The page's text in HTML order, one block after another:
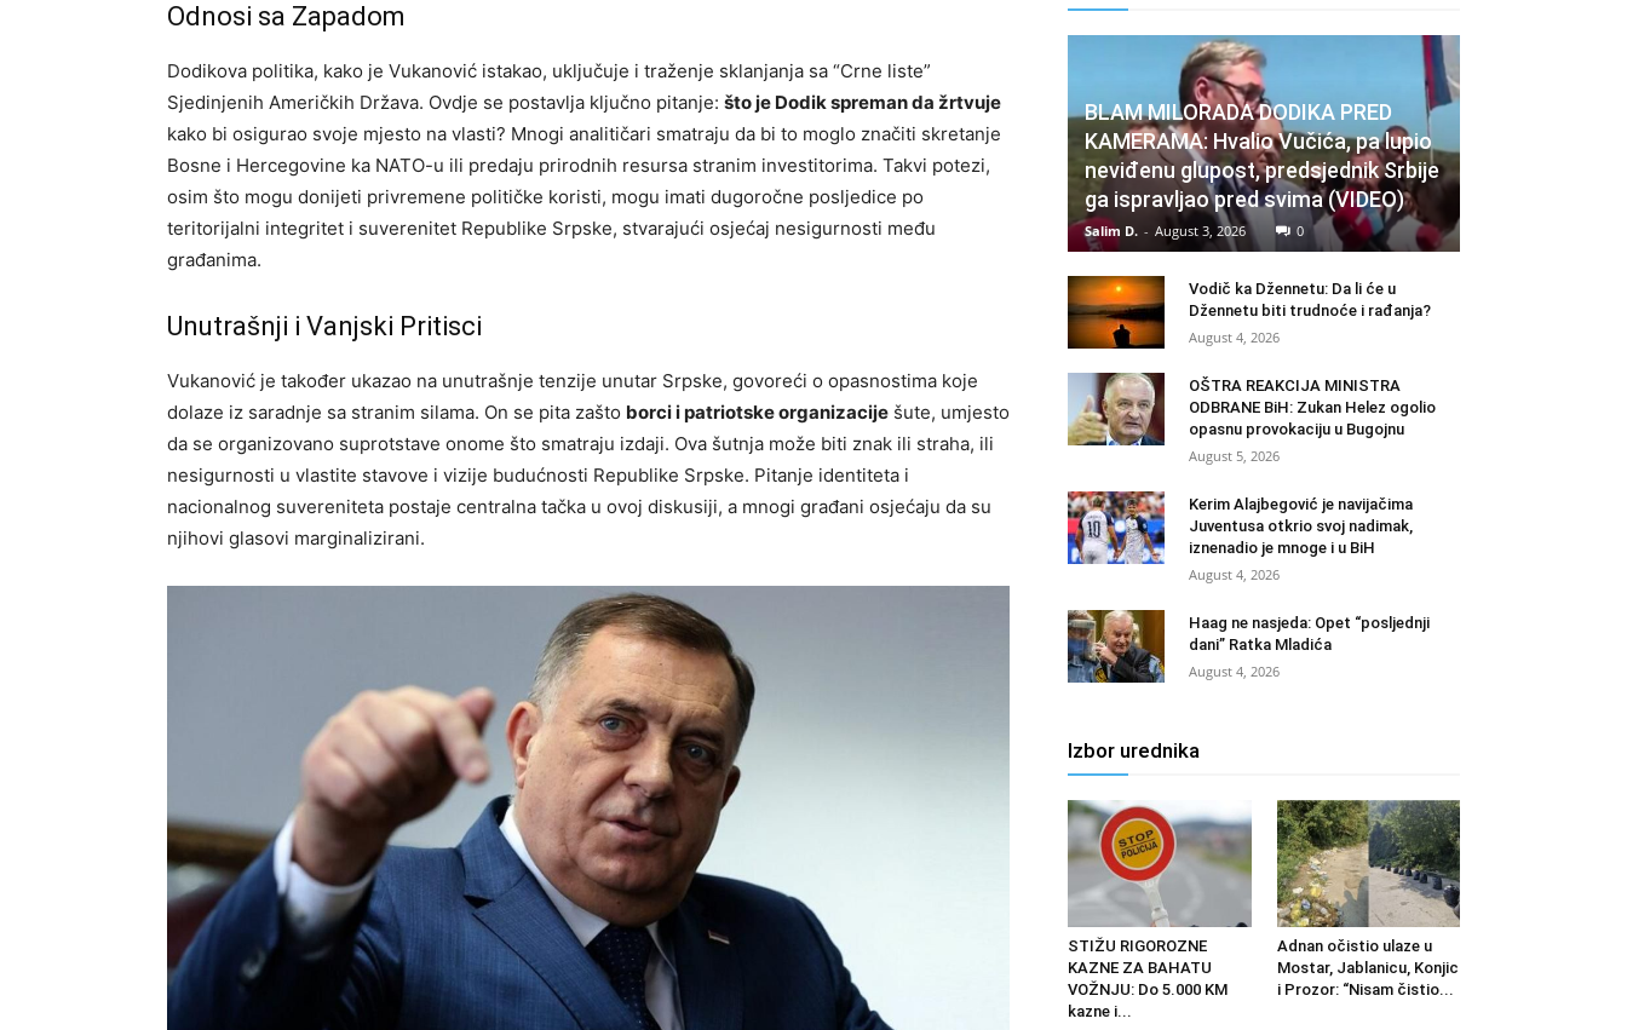
Odnosi sa Zapadom
Dodikova politika, kako je Vukanović istakao, uključuje i traženje sklanjanja sa “Crne liste”
Sjedinjenih Američkih Država. Ovdje se postavlja ključno pitanje: što je Dodik spreman da žrtvuje
kako bi osigurao svoje mjesto na vlasti? Mnogi analitičari smatraju da bi to moglo značiti skretanje
Bosne i Hercegovine ka NATO-u ili predaju prirodnih resursa stranim investitorima. Takvi potezi,
osim što mogu donijeti privremene političke koristi, mogu imati dugoročne posljedice po
teritorijalni integritet i suverenitet Republike Srpske, stvarajući osjećaj nesigurnosti među
građanima.
Unutrašnji i Vanjski Pritisci
Vukanović je također ukazao na unutrašnje tenzije unutar Srpske, govoreći o opasnostima koje
dolaze iz saradnje sa stranim silama. On se pita zašto borci i patriotske organizacije šute, umjesto
da se organizovano suprotstave onome što smatraju izdaji. Ova šutnja može biti znak ili straha, ili
nesigurnosti u vlastite stavove i vizije budućnosti Republike Srpske. Pitanje identiteta i
nacionalnog suvereniteta postaje centralna tačka u ovoj diskusiji, a mnogi građani osjećaju da su
njihovi glasovi marginalizirani.
BLAM MILORADA DODIKA PRED
KAMERAMA: Hvalio Vučića, pa lupio
neviđenu glupost, predsjednik Srbije
ga ispravljao pred svima (VIDEO)
Salim D. - August 3, 2026 0
Vodič ka Džennetu: Da li će u
Džennetu biti trudnoće i rađanja?
August 4, 2026
OŠTRA REAKCIJA MINISTRA
ODBRANE BiH: Zukan Helez ogolio
opasnu provokaciju u Bugojnu
August 5, 2026
Kerim Alajbegović je navijačima
Juventusa otkrio svoj nadimak,
iznenadio je mnoge i u BiH
August 4, 2026
Haag ne nasjeda: Opet “posljednji
dani” Ratka Mladića
August 4, 2026
Izbor urednika
STIŽU RIGOROZNE
KAZNE ZA BAHATU
VOŽNJU: Do 5.000 KM
kazne i...
Adnan očistio ulaze u
Mostar, Jablanicu, Konjic
i Prozor: “Nisam čistio...